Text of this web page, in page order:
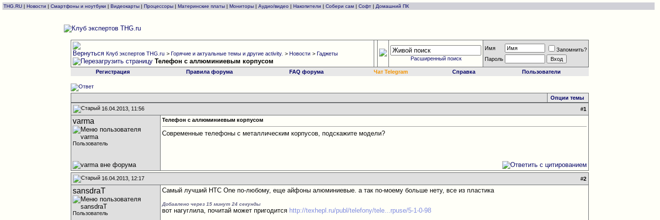
THG.RU | Новости | Смартфоны и ноутбуки | Видеокарты | Процессоры | Материнские платы | Мониторы | Аудио/видео | Накопители | Собери сам | Софт | Домашний ПК
Клуб экспертов THG.ru >Горячие и актуальные темы и другие activity. >Новости >Гаджеты
Телефон с аллюминиевым корпусом Расширенный поиск
Имя
Запомнить?
Пароль
Регистрация Правила форума FAQ форума Чат Telegram Справка Пользователи
Опции темы
16.04.2013, 11:56
#1
varma
Пользователь
Телефон с аллюминиевым корпусом
Современные телефоны с металлическим корпусов, подскажите модели?
16.04.2013, 12:17 #2
sansdraT
Пользователь
Самый лучший HTC One по-любому, еще айфоны алюминиевые. а так по-моему больше нету, все из пластика
Добавлено через 15 минут 24 секунды
вот нагуглила, почитай может пригодится http://texhepl.ru/publ/telefony/tele...rpuse/5-1-0-98